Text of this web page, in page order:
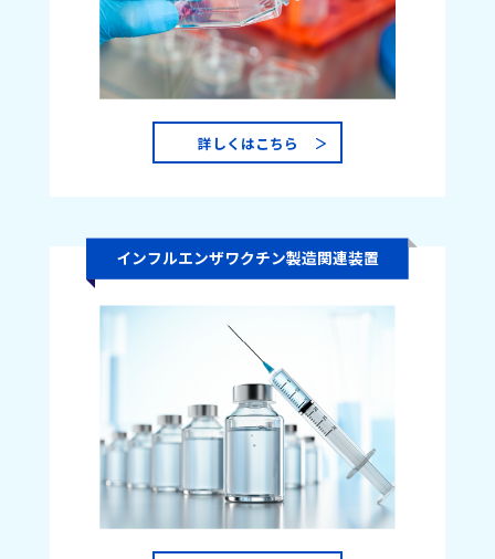
詳しくはこちら
インフルエンザワクチン製造関連装置